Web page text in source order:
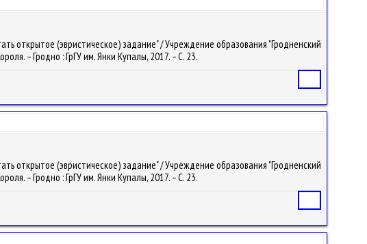
открытое (эвристическое) задание" / Учреждение образования "Гродненский
– Гродно : ГрГУ им. Янки Купалы, 2017. – С. 23.
открытое (эвристическое) задание" / Учреждение образования "Гродненский
– Гродно : ГрГУ им. Янки Купалы, 2017. – С. 23.